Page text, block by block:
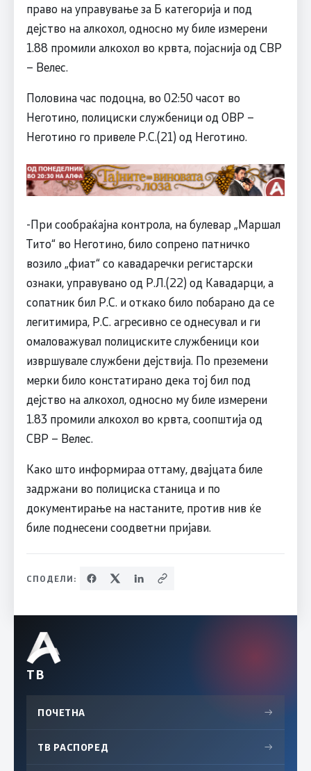
право на управување за Б категорија и под
дејство на алкохол, односно му биле измерени
1.88 промили алкохол во крвта, појаснија од СВР
– Велес.
Половина час подоцна, во 02:50 часот во
Неготино, полициски службеници од ОВР –
Неготино го привеле Р.С.(21) од Неготино.
-При сообраќајна контрола, на булевар „Маршал
Тито“ во Неготино, било сопрено патничко
возило „фиат“ со кавадаречки регистарски
ознаки, управувано од Р.Л.(22) од Кавадарци, а
сопатник бил Р.С. и откако било побарано да се
легитимира, Р.С. агресивно се однесувал и ги
омаловажувал полициските службеници кои
извршувале службени дејствија. По преземени
мерки било констатирано дека тој бил под
дејство на алкохол, односно му биле измерени
1.83 промили алкохол во крвта, соопштија од
СВР – Велес.
Како што информираа оттаму, двајцата биле
задржани во полициска станица и по
документирање на настаните, против нив ќе
биле поднесени соодветни пријави.
СПОДЕЛИ:
ТВ
ПОЧЕТНА →
ТВ РАСПОРЕД →